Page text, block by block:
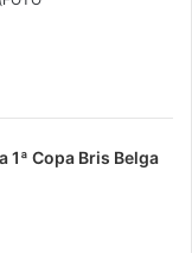
1ª Copa Bris Belga